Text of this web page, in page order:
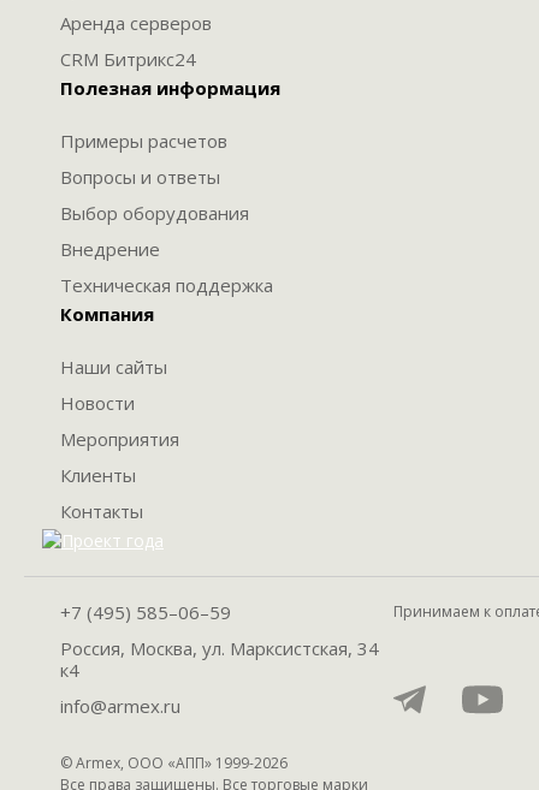
Аренда серверов
CRM Битрикс24
Полезная информация
Примеры расчетов
Вопросы и ответы
Выбор оборудования
Внедрение
Техническая поддержка
Компания
Наши сайты
Новости
Мероприятия
Клиенты
Контакты
+7 (495) 585–06–59
Россия, Москва, ул. Марксистская, 34
к4
info@armex.ru
© Armex, ООО «АПП» 1999-2026
Все права защищены. Все торговые марки
Принимаем к